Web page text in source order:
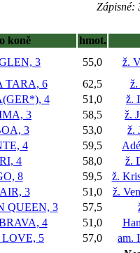
Zápisné:
koně
hmot.
3 55,0
ž.
TARA, 6 62,5
ž.
4 51,0
ž.
3 58,5
ž.
3 53,0
ž.
4 59,5
4 58,0
ž.
8 59,5
ž.
3 51,0
ž.
QUEEN, 3 57,5
4 51,0
5 57,0
am.